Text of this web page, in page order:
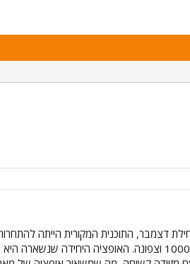
דצמבר, התוכנית המקורית הייתה